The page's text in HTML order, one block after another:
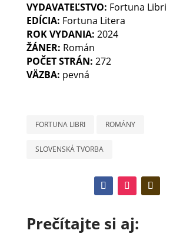
VYDAVATEĽSTVO: Fortuna Libri
EDÍCIA: Fortuna Litera
ROK VYDANIA: 2024
ŽÁNER: Román
POČET STRÁN: 272
VÄZBA: pevná
FORTUNA LIBRI ROMÁNY
SLOVENSKÁ TVORBA
Prečítajte si aj: